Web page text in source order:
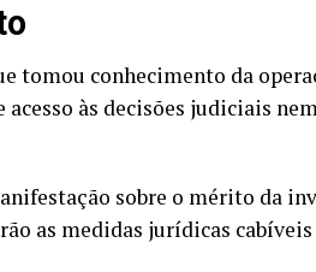
tomou conhecimento da
às decisões judiciais
sobre o mérito da
as medidas jurídicas cabíveis